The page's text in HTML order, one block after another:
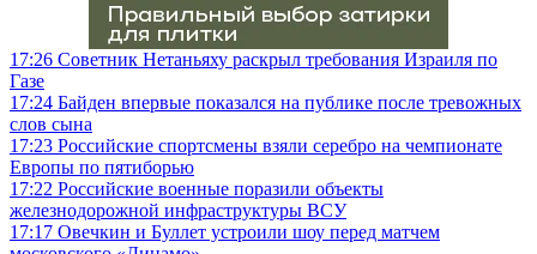
17:26 Советник Нетаньяху раскрыл требования Израиля по
Газе
17:24 Байден впервые показался на публике после тревожных
слов сына
17:23 Российские спортсмены взяли серебро на чемпионате
Европы по пятиборью
17:22 Российские военные поразили объекты
железнодорожной инфраструктуры ВСУ
17:17 Овечкин и Буллет устроили шоу перед матчем